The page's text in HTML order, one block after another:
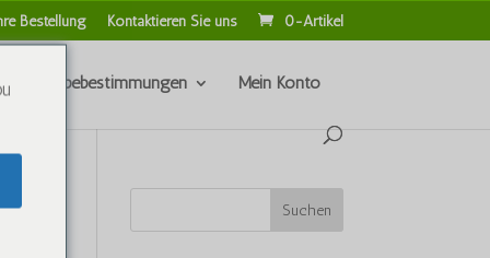
Bestellung Kontaktieren Sie uns 0-Artikel
Mein Konto
Suchen